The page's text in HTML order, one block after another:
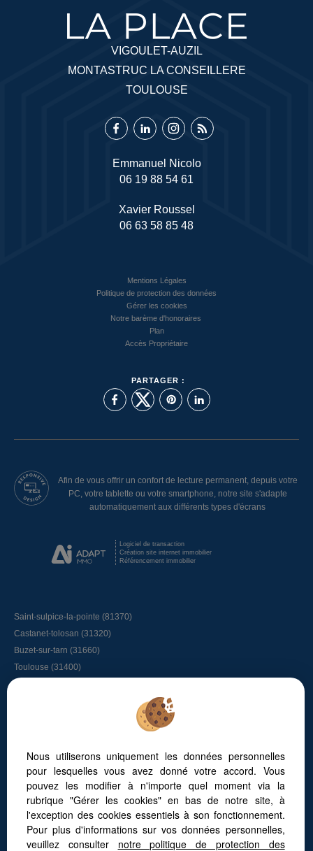
Emmanuel Nicolo
06 19 88 54 61
VIGOULET-AUZIL
MONTASTRUC LA CONSEILLERE
TOULOUSE
Xavier Roussel
06 63 58 85 48
Mentions Légales
Politique de protection des données
Gérer les cookies
Notre barème d'honoraires
Plan
Accès Propriétaire
PARTAGER :
Afin de vous offrir un confort de lecture permanent, depuis votre
PC, votre tablette ou votre smartphone, notre site s'adapte
automatiquement aux différents types d'écrans
Logiciel de transaction
Création site internet immobilier
Référencement immobilier
Saint-sulpice-la-pointe (81370)
Castanet-tolosan (31320)
Buzet-sur-tarn (31660)
Toulouse (31400)
L'union (31240)
Tout savoir sur l’immobilier à Toulouse
L’immobilier à Vigoulet-Auzil
Faites appel à un chasseur immobilier
Vivre autour de Toulouse
Les quartiers de Toulouse
L’immobilier à Vieille-Toulouse
Les maisons au Golf de Palmola
Nous utiliserons uniquement les données personnelles
pour lesquelles vous avez donné votre accord. Vous
pouvez les modifier à n'importe quel moment via la
rubrique "Gérer les cookies" en bas de notre site, à
l'exception des cookies essentiels à son fonctionnement.
Pour plus d'informations sur vos données personnelles,
veuillez consulter notre politique de protection des